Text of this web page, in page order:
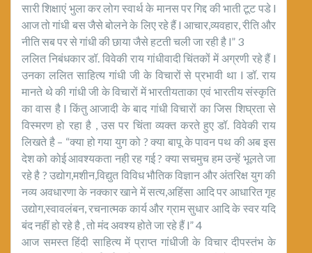
सारी शिक्षाएं भुला कर लोग स्वार्थ के मानस पर गिद्द की भाती टूट पडे l
आज तो गांधी बस जैसे बोलने के लिए रहे हैं l आचार,व्यवहार, रीति और
नीति सब पर से गांधी की छाया जैसे हटती चली जा रही है l” 3
ललित निबंधकार डॉ. विवेकी राय गांधीवादी चिंतकों में अग्रणी रहे हैं l
उनका ललित साहित्य गांधी जी के विचारों से प्रभावी था l डॉ. राय
मानते थे की गांधी जी के विचारों में भारतीयताका एवं भारतीय संस्कृति
का वास है l किंतु आजादी के बाद गांधी विचारों का जिस शिघ्रता से
विस्मरण हो रहा है , उस पर चिंता व्यक्त करते हुए डॉ. विवेकी राय
लिखते है – “क्या हो गया युग को ? क्या बापू के पावन पथ की अब इस
देश को कोई आवश्यकता नही रह गई ? क्या सचमुच हम उन्हें भूलते जा
रहे है ? उद्योग,मशीन,विद्युत विविध भौतिक विज्ञान और अंतरिक्ष युग की
नव्य अवधारणा के नक्कार खाने में सत्य,अहिंसा आदि पर आधारित गृह
उद्योग,स्वावलंबन, रचनात्मक कार्य और ग्राम सुधार आदि के स्वर यदि
बंद नहीं हो रहे है , तो मंद अवश्य होते जा रहे हैं l” 4
आज समस्त हिंदी साहित्य में प्राप्त गांधीजी के विचार दीपस्तंभ के